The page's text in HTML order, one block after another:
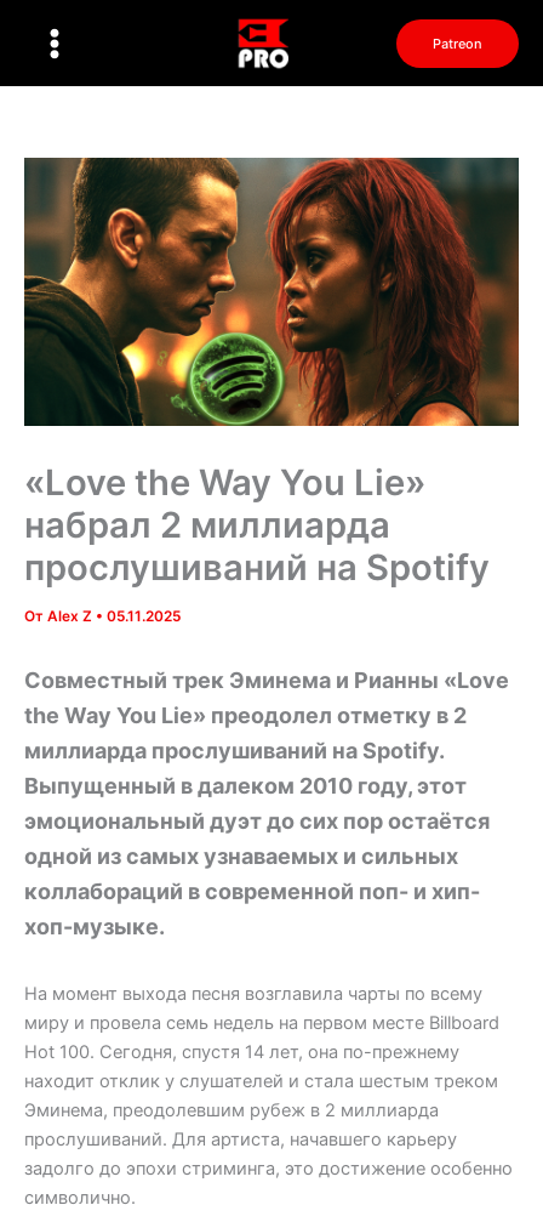
Patreon
«Love the Way You Lie»
набрал 2 миллиарда
прослушиваний на Spotify
От Alex Z • 05.11.2025
Совместный трек Эминема и Рианны «Love
the Way You Lie» преодолел отметку в 2
миллиарда прослушиваний на Spotify.
Выпущенный в далеком 2010 году, этот
эмоциональный дуэт до сих пор остаётся
одной из самых узнаваемых и сильных
коллабораций в современной поп- и хип-
хоп-музыке.
На момент выхода песня возглавила чарты по всему
миру и провела семь недель на первом месте Billboard
Hot 100. Сегодня, спустя 14 лет, она по-прежнему
находит отклик у слушателей и стала шестым треком
Эминема, преодолевшим рубеж в 2 миллиарда
прослушиваний. Для артиста, начавшего карьеру
задолго до эпохи стриминга, это достижение особенно
символично.